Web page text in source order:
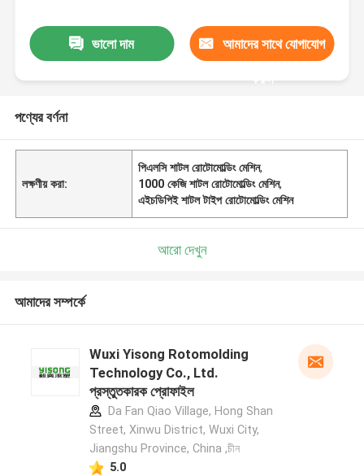
ভালো দাম আমাদের সাথে যোগাযোগ
করুন
পণ্যের বর্ণনা
লক্ষণীয় করা:
পিএলসি শাটল রোটোমোল্ডিং মেশিন,
1000 কেজি শাটল রোটোমোল্ডিং মেশিন,
এইচডিপিই শাটল টাইপ রোটোমোল্ডিং মেশিন
আরো দেখুন
আমাদের সম্পর্কে
Wuxi Yisong Rotomolding
Technology Co., Ltd.
প্রস্তুতকারক প্রোফাইল
Da Fan Qiao Village, Hong Shan
Street, Xinwu District, Wuxi City,
Jiangshu Province, China ,চীন
5.0